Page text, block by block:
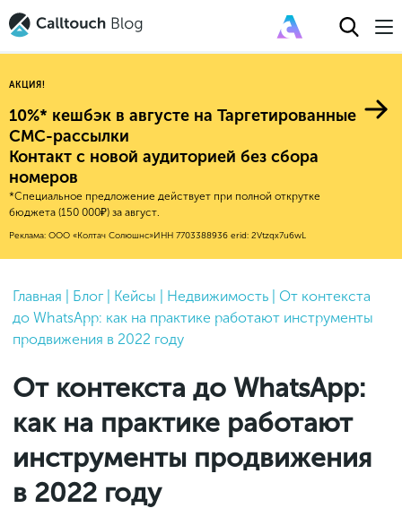
Авторитейл
Финансы
Е-коммерс
Недвижимость
HoReCa
Услуги
Фитнес
2025
2024
2022
2021
2019
2018
2017
2016
Новые продукты
Эксплейнеры
Обновления продуктов Calltouch
Обучение работы с инструментами
Calltouch
Индекс здоровья российского
Mental Health
Исследование Out Of Cloud
Привлечение
Конверсия
Аналитика
Процессы и управление
Финансы и бухгалтерия
Законы и документы
Старт и идеи
Инструменты и сервисы
Продажи и маркетплейсы
Callday
MeetUp
Вебинары и практикумы
АКЦИЯ!
10%* кешбэк в августе на Таргетированные
СМС-рассылки
Контакт с новой аудиторией без сбора
номеров
*Специальное предложение действует при полной открутке
бюджета (150 000₽) за август.
Реклама: ООО «Колтач Солюшнс»ИНН 7703388936 erid: 2Vtzqx7u6wL
Главная Блог Кейсы Недвижимость
От контекста
до WhatsApp: как на практике работают инструменты
продвижения в 2022 году
От контекста до WhatsApp:
как на практике работают
инструменты продвижения
в 2022 году